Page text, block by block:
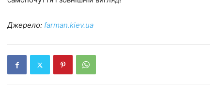
Джерело: farman.kiev.ua